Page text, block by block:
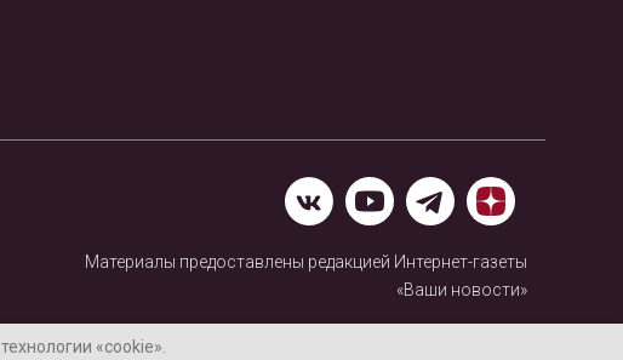
Материалы предоставлены редакцией Интернет-газеты
«Ваши новости»
Нашли ошибку? Выделите ее и нажмите Ctrl+Enter
«cookie».